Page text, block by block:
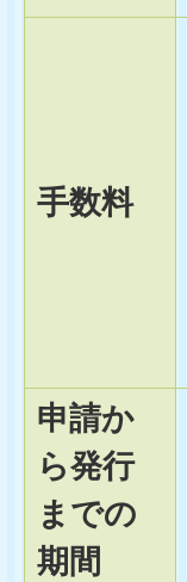
手数料
申請か
ら発行
までの
期間